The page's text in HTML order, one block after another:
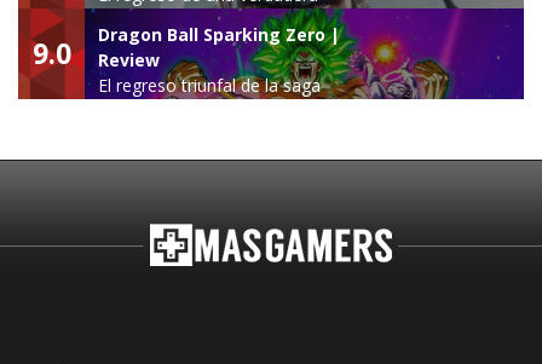
leyenda
9.0
Dragon Ball Sparking Zero |
Review
El regreso triunfal de la saga